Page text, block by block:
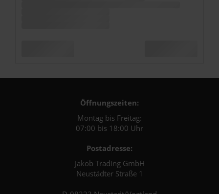
Öffnungszeiten:
Montag bis Freitag:
07:00 bis 18:00 Uhr
Postadresse:
Jakob Trading GmbH
Neustädter Straße 1